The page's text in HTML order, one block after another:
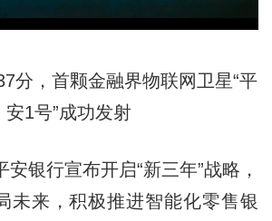
分，首颗金融界物联网卫星“平
安1号”成功发射
行宣布开启“新三年”战略，
未来，积极推进智能化零售银